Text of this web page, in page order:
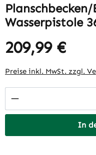
Wasserpistole
Regulärer Preis:
209,99 €
Preise inkl. MwSt. zzgl.
Produkt Anzahl:
In